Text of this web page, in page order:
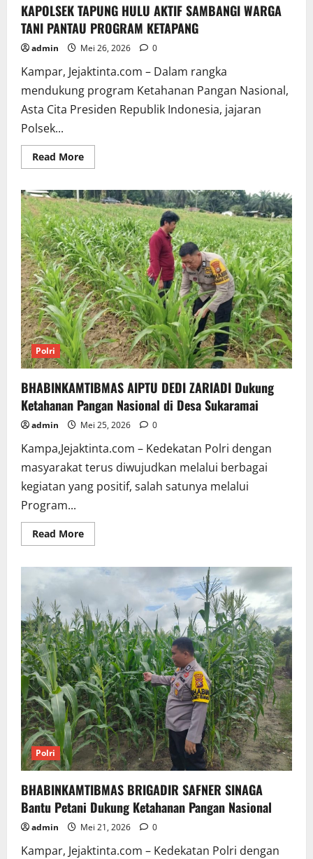
KAPOLSEK TAPUNG HULU AKTIF SAMBANGI WARGA
TANI PANTAU PROGRAM KETAPANG
admin Mei 26, 2026 0
Kampar, Jejaktinta.com – Dalam rangka
mendukung program Ketahanan Pangan Nasional,
Asta Cita Presiden Republik Indonesia, jajaran
Polsek...
Read MoreRead
more
TAPUNG
HULU
AKTIF
SAMBANGI
WARGA
TANI
PANTAU
PROGRAM
KETAPANG
Polri
BHABINKAMTIBMAS AIPTU DEDI ZARIADI Dukung
Ketahanan Pangan Nasional di Desa Sukaramai
admin Mei 25, 2026 0
Kampa,Jejaktinta.com – Kedekatan Polri dengan
masyarakat terus diwujudkan melalui berbagai
kegiatan yang positif, salah satunya melalui
Program...
Read MoreRead
more
AIPTU
Ketahanan
Pangan
Nasional
di
Desa
Sukaramai
Polri
BHABINKAMTIBMAS BRIGADIR SAFNER SINAGA
Bantu Petani Dukung Ketahanan Pangan Nasional
admin Mei 21, 2026 0
Kampar, Jejaktinta.com – Kedekatan Polri dengan